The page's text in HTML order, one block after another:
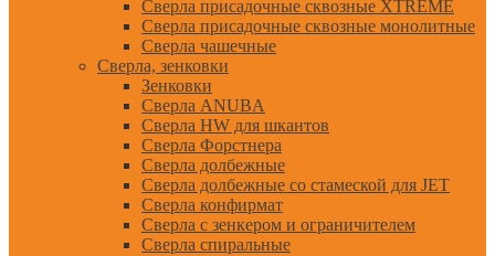
Сверла присадочные сквозные XTREME
Сверла присадочные сквозные монолитные
Сверла чашечные
Сверла, зенковки
Зенковки
Сверла ANUBA
Сверла HW для шкантов
Сверла Форстнера
Сверла долбежные
Сверла долбежные со стамеской для JET
Сверла конфирмат
Сверла с зенкером и ограничителем
Сверла спиральные